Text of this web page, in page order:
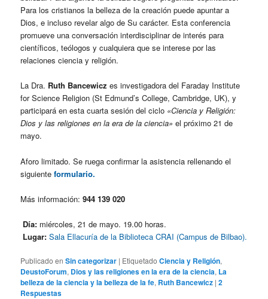
Para los cristianos la belleza de la creación puede apuntar a
Dios, e incluso revelar algo de Su carácter. Esta conferencia
promueve una conversación interdisciplinar de interés para
científicos, teólogos y cualquiera que se interese por las
relaciones ciencia y religión.
La Dra. Ruth Bancewicz es investigadora del Faraday Institute
for Science Religion (St Edmund’s College, Cambridge, UK), y
participará en esta cuarta sesión del ciclo «Ciencia y Religión:
Dios y las religiones en la era de la ciencia» el próximo 21 de
mayo.
Aforo limitado. Se ruega confirmar la asistencia rellenando el
siguiente formulario.
Más información:944 139 020
Día: miércoles, 21 de mayo. 19.00 horas.
Lugar: Sala Ellacuría de la Biblioteca CRAI (Campus de Bilbao).
Publicado en Sin categorizar | Etiquetado Ciencia y Religión,
DeustoForum, Dios y las religiones en la era de la ciencia, La
belleza de la ciencia y la belleza de la fe, Ruth Bancewicz |2
Respuestas